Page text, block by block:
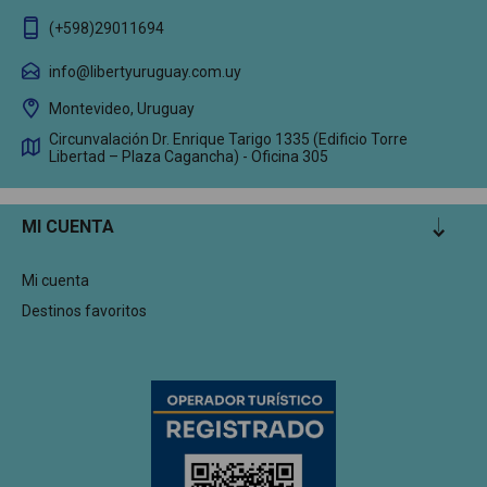
(+598)29011694
info@libertyuruguay.com.uy
Montevideo, Uruguay
Circunvalación Dr. Enrique Tarigo 1335 (Edificio Torre
Libertad – Plaza Cagancha) - Oficina 305
MI CUENTA
Mi cuenta
Destinos favoritos